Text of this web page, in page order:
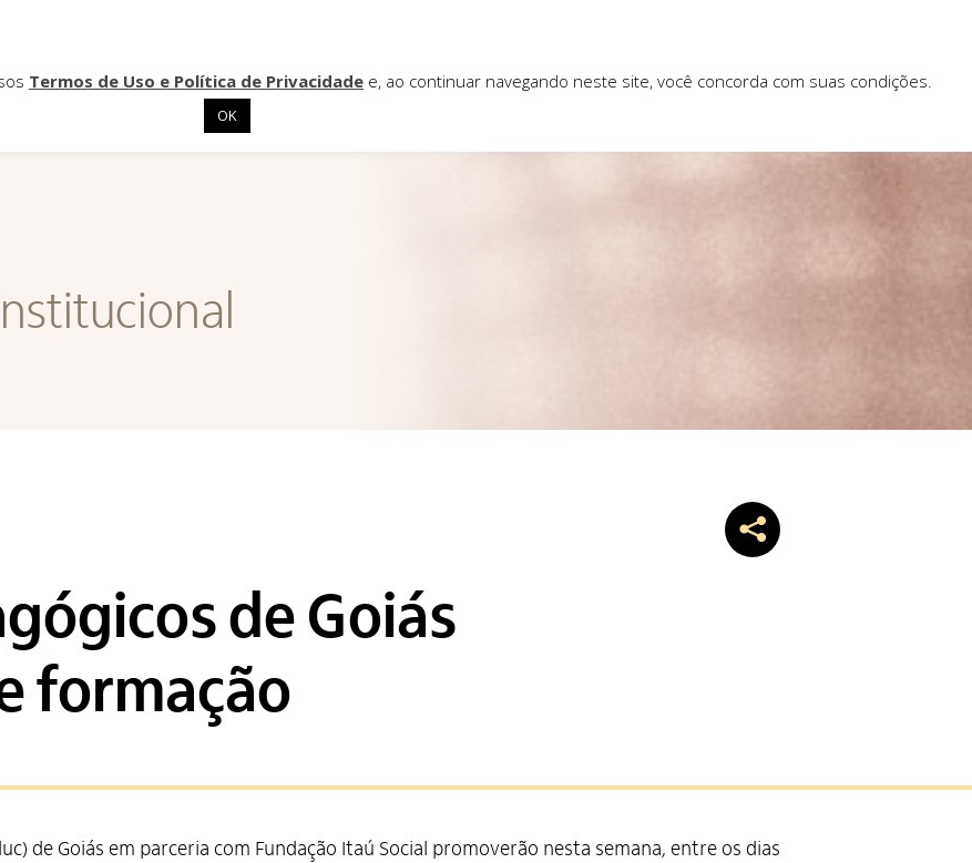
de Goiás
formação
de Goiás em parceria com Fundação Itaú Social promoverão nesta semana, entre os dias
Termos de Uso e Política de Privacidade e, ao continuar navegando neste site, você concorda com suas condições.
OK